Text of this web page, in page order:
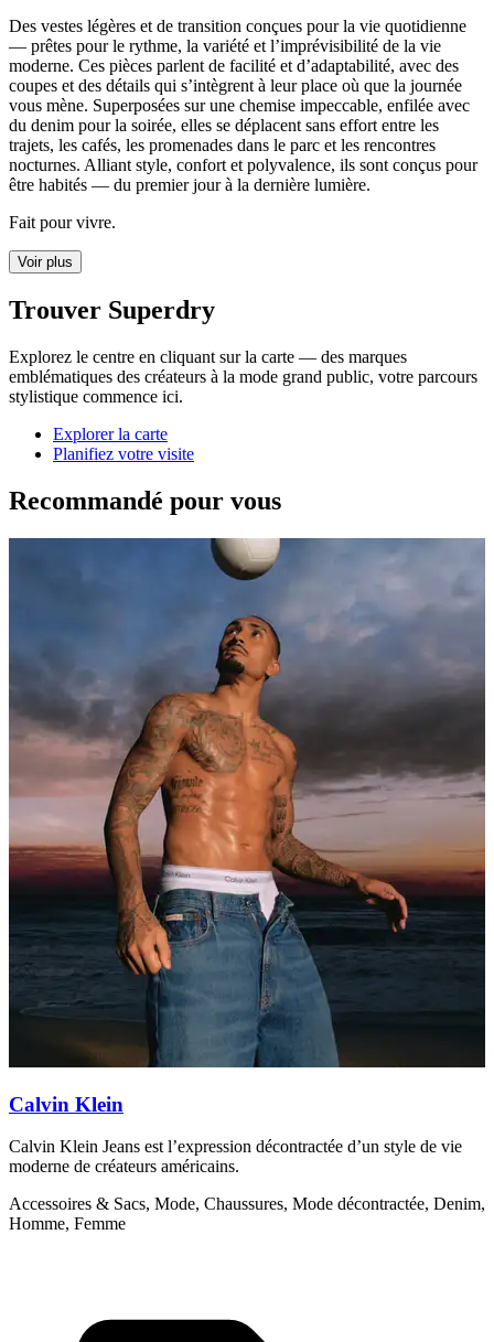
Des vestes légères et de transition conçues pour la vie quotidienne
— prêtes pour le rythme, la variété et l’imprévisibilité de la vie
moderne. Ces pièces parlent de facilité et d’adaptabilité, avec des
coupes et des détails qui s’intègrent à leur place où que la journée
vous mène. Superposées sur une chemise impeccable, enfilée avec
du denim pour la soirée, elles se déplacent sans effort entre les
trajets, les cafés, les promenades dans le parc et les rencontres
nocturnes. Alliant style, confort et polyvalence, ils sont conçus pour
être habités — du premier jour à la dernière lumière.
Fait pour vivre.
Voir plus
Trouver Superdry
Explorez le centre en cliquant sur la carte — des marques
emblématiques des créateurs à la mode grand public, votre parcours
stylistique commence ici.
Explorer la carte
Planifiez votre visite
Recommandé pour vous
Calvin Klein
Calvin Klein Jeans est l’expression décontractée d’un style de vie
moderne de créateurs américains.
Accessoires & Sacs, Mode, Chaussures, Mode décontractée, Denim,
Homme, Femme